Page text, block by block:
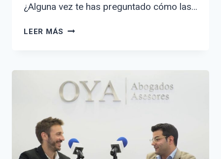
¿Alguna vez te has preguntado cómo las…
LEER MÁS SEMEJANZAS
BRUTA
Y
ELABORADA:
GUÍA
COMPLETA